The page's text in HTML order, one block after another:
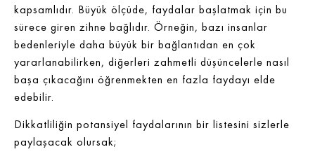
kapsamlıdır. Büyük ölçüde, faydalar başlatmak için bu
sürece giren zihne bağlıdır. Örneğin, bazı insanlar
bedenleriyle daha büyük bir bağlantıdan en çok
yararlanabilirken, diğerleri zahmetli düşüncelerle nasıl
başa çıkacağını öğrenmekten en fazla faydayı elde
edebilir.
Dikkatliliğin potansiyel faydalarının bir listesini sizlerle
paylaşacak olursak;